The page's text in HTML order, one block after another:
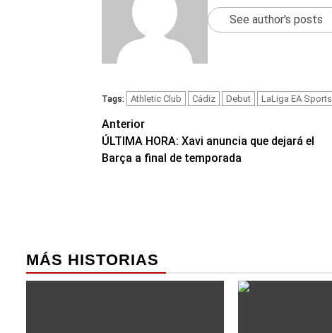
See author's posts
Tags: Athletic Club Cádiz Debut LaLiga EA Sports
Navegación
de
Anterior
ÚLTIMA HORA: Xavi anuncia que dejará el
Barça a final de temporada
MÁS HISTORIAS